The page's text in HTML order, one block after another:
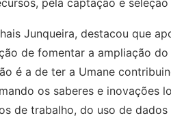
pela captação e
Junqueira, destacou que
de fomentar a ampliação do
é a de ter a Umane
os saberes e inovações
de trabalho, do uso de dados